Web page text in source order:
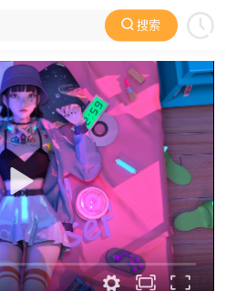
搜索
国产动漫 欧美动漫 动漫电影